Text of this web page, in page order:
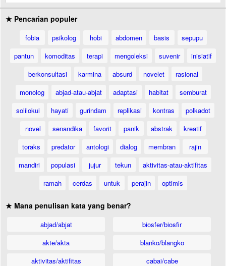
★ Pencarian populer
fobia psikolog hobi abdomen basis
sepupu
pantun
komoditas terapi mengoleksi suvenir
inisiatif
berkonsultasi
karmina absurd novelet
rasional
monolog
abjad-atau-abjat adaptasi habitat
semburat
solilokui
hayati gurindam replikasi kontras
polkadot
novel
senandika favorit panik abstrak
kreatif
toraks
predator antologi dialog membran
rajin
mandiri
populasi jujur tekun
aktivitas-atau-aktifitas
ramah
cerdas untuk perajin optimis
★ Mana penulisan kata yang benar?
abjad/abjat
akte/akta
aktivitas/aktifitas
biosfer/biosfir
blanko/blangko
cabai/cabe